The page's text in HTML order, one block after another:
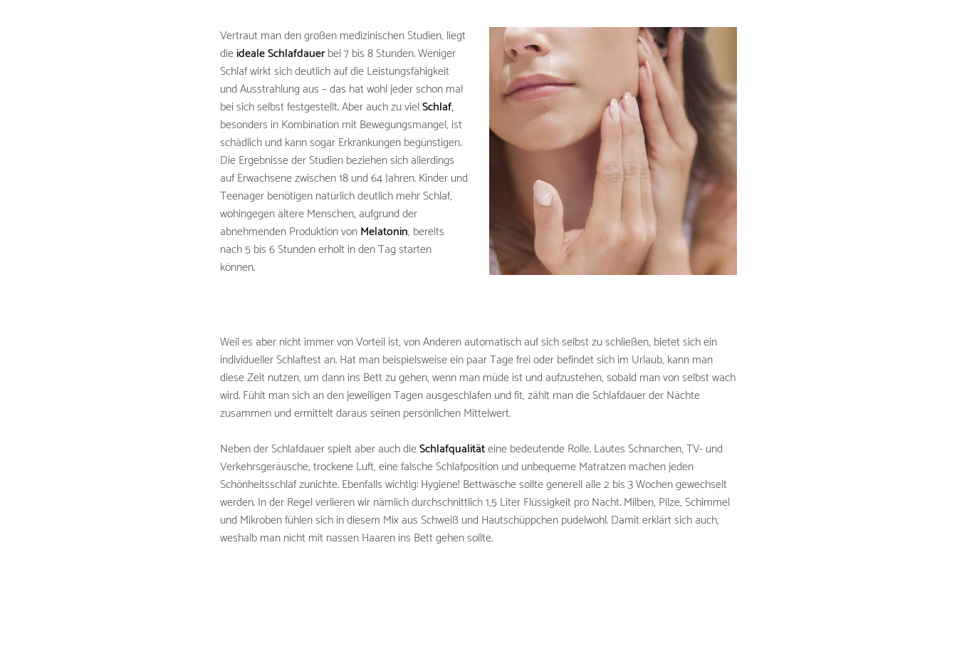
Vertraut man den großen medizinischen Studien, liegt
dieideale Schlafdauerbei 7 bis 8 Stunden. Weniger
Schlaf wirkt sich deutlich auf die Leistungsfähigkeit
und Ausstrahlung aus – das hat wohl jeder schon mal
bei sich selbst festgestellt. Aber auch zu vielSchlaf,
besonders in Kombination mit Bewegungsmangel, ist
schädlich und kann sogar Erkrankungen begünstigen.
Die Ergebnisse der Studien beziehen sich allerdings
auf Erwachsene zwischen 18 und 64 Jahren. Kinder und
Teenager benötigen natürlich deutlich mehr Schlaf,
wohingegen ältere Menschen, aufgrund der
abnehmenden Produktion vonMelatonin, bereits
nach 5 bis 6 Stunden erholt in den Tag starten
können.
Weil es aber nicht immer von Vorteil ist, von Anderen automatisch auf sich selbst zu schließen, bietet sich ein
individueller Schlaftest an. Hat man beispielsweise ein paar Tage frei oder befindet sich im Urlaub, kann man
diese Zeit nutzen, um dann ins Bett zu gehen, wenn man müde ist und aufzustehen, sobald man von selbst wach
wird. Fühlt man sich an den jeweiligen Tagen ausgeschlafen und fit, zählt man die Schlafdauer der Nächte
zusammen und ermittelt daraus seinen persönlichen Mittelwert.
Neben der Schlafdauer spielt aber auch dieSchlafqualitäteine bedeutende Rolle. Lautes Schnarchen, TV- und
Verkehrsgeräusche, trockene Luft, eine falsche Schlafposition und unbequeme Matratzen machen jeden
Schönheitsschlaf zunichte. Ebenfalls wichtig: Hygiene! Bettwäsche sollte generell alle 2 bis 3 Wochen gewechselt
werden. In der Regel verlieren wir nämlich durchschnittlich 1,5 Liter Flüssigkeit pro Nacht. Milben, Pilze, Schimmel
und Mikroben fühlen sich in diesem Mix aus Schweiß und Hautschüppchen pudelwohl. Damit erklärt sich auch,
weshalb man nicht mit nassen Haaren ins Bett gehen sollte.